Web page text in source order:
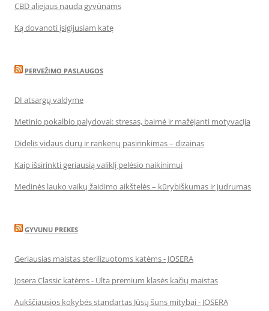
CBD aliejaus nauda gyvūnams
Ką dovanoti įsigijusiam katę
PERVEŽIMO PASLAUGOS
DI atsargų valdyme
Metinio pokalbio palydovai: stresas, baimė ir mažėjanti motyvacija
Didelis vidaus durų ir rankenų pasirinkimas – dizainas
Kaip išsirinkti geriausią valiklį pelėsio naikinimui
Medinės lauko vaikų žaidimo aikštelės – kūrybiškumas ir judrumas
GYVUNU PREKES
Geriausias maistas sterilizuotoms katėms - JOSERA
Josera Classic katėms - Ulta premium klasės kačių maistas
Aukščiausios kokybės standartas Jūsų šuns mitybai - JOSERA